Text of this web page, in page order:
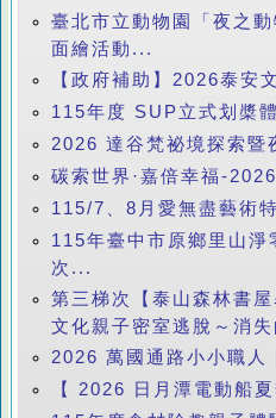
臺北市立動物園「夜之
面繪活動...
【政府補助】2026泰安
115年度 SUP立式划槳
2026 達谷梵祕境探索暨
碳索世界·嘉倍幸福-
115/7、8月愛無盡藝術
115年臺中市原鄉里山淨
次...
第三梯次【泰山森林書
文化親子密室逃脫～消
2026 萬國通路小小職人
【 2026 日月潭電動船